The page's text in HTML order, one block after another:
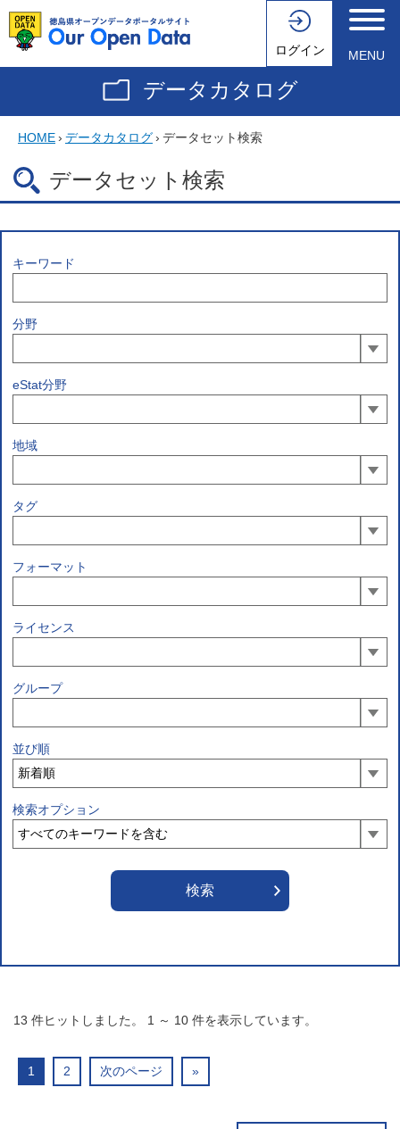
ログイン MENU
データカタログ
HOME› データカタログ› データセット検索
データセット検索
キーワード
分野
eStat分野
地域
タグ
フォーマット
ライセンス
グループ
並び順
検索オプション
13 件ヒットしました。 1 ～ 10 件を表示しています。
1 2 次のページ »